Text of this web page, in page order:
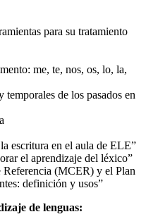
para su tratamiento
me, te, nos, os, lo, la,
temporales de los pasados en
escritura en el aula de ELE”
el aprendizaje del léxico”
(MCER) y el Plan
definición y usos”
de lenguas: